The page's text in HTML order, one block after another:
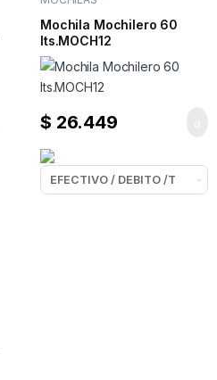
Mochila Mochilero 60
lts.MOCH12
$ 26.449